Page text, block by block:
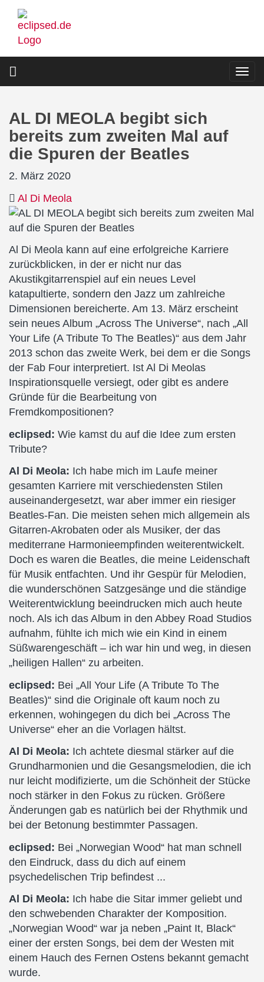
Direkt
zum
Inhalt
AL DI MEOLA begibt sich
bereits zum zweiten Mal auf
die Spuren der Beatles
2. März 2020
Al Di Meola
Al Di Meola kann auf eine erfolgreiche Karriere
zurückblicken, in der er nicht nur das
Akustikgitarrenspiel auf ein neues Level
katapultierte, sondern den Jazz um zahlreiche
Dimensionen bereicherte. Am 13. März erscheint
sein neues Album „Across The Universe“, nach „All
Your Life (A Tribute To The Beatles)“ aus dem Jahr
2013 schon das zweite Werk, bei dem er die Songs
der Fab Four interpretiert. Ist Al Di Meolas
Inspirationsquelle versiegt, oder gibt es andere
Gründe für die Bearbeitung von
Fremdkompositionen?
eclipsed: Wie kamst du auf die Idee zum ersten
Tribute?
Al Di Meola: Ich habe mich im Laufe meiner
gesamten Karriere mit verschiedensten Stilen
auseinandergesetzt, war aber immer ein riesiger
Beatles-Fan. Die meisten sehen mich allgemein als
Gitarren-Akrobaten oder als Musiker, der das
mediterrane Harmonieempfinden weiterentwickelt.
Doch es waren die Beatles, die meine Leidenschaft
für Musik entfachten. Und ihr Gespür für Melodien,
die wunderschönen Satzgesänge und die ständige
Weiterentwicklung beeindrucken mich auch heute
noch. Als ich das Album in den Abbey Road Studios
aufnahm, fühlte ich mich wie ein Kind in einem
Süßwarengeschäft – ich war hin und weg, in diesen
„heiligen Hallen“ zu arbeiten.
eclipsed: Bei „All Your Life (A Tribute To The
Beatles)“ sind die Originale oft kaum noch zu
erkennen, wohingegen du dich bei „Across The
Universe“ eher an die Vorlagen hältst.
Al Di Meola: Ich achtete diesmal stärker auf die
Grundharmonien und die Gesangsmelodien, die ich
nur leicht modifizierte, um die Schönheit der Stücke
noch stärker in den Fokus zu rücken. Größere
Änderungen gab es natürlich bei der Rhythmik und
bei der Betonung bestimmter Passagen.
eclipsed: Bei „Norwegian Wood“ hat man schnell
den Eindruck, dass du dich auf einem
psychedelischen Trip befindest ...
Al Di Meola: Ich habe die Sitar immer geliebt und
den schwebenden Charakter der Komposition.
„Norwegian Wood“ war ja neben „Paint It, Black“
einer der ersten Songs, bei dem der Westen mit
einem Hauch des Fernen Ostens bekannt gemacht
wurde.